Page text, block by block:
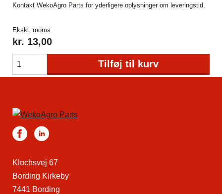
Kontakt WekoAgro Parts for yderligere oplysninger om leveringstid.
Ekskl. moms
kr. 13,00
Tilføj til kurv
Klochsvej 67
Bording Kirkeby
7441 Bording